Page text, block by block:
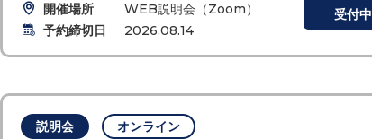
開催場所
WEB説明会（Zoom）
予約締切日
2026.08.14
受付中
説明会 オンライン